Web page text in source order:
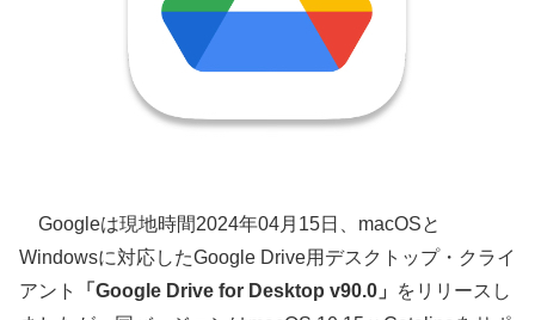
Googleは現地時間2024年04月15日、macOSと
Windowsに対応したGoogle Drive用デスクトップ・クライ
アント
「Google Drive for Desktop v90.0」
をリリースし